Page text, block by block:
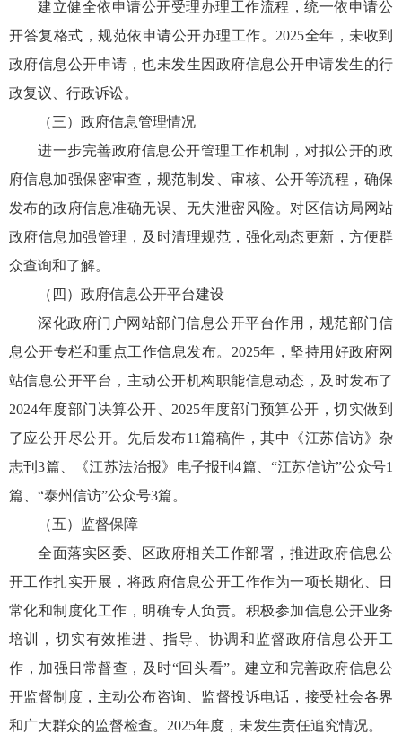
建立健全依申请公开受理办理工作流程，统一依申请公
开答复格式，规范依申请公开办理工作。2025全年，未收到
政府信息公开申请，也未发生因政府信息公开申请发生的行
政复议、行政诉讼。
（三）政府信息管理情况
进一步完善政府信息公开管理工作机制，对拟公开的政
府信息加强保密审查，规范制发、审核、公开等流程，确保
发布的政府信息准确无误、无失泄密风险。对区信访局网站
政府信息加强管理，及时清理规范，强化动态更新，方便群
众查询和了解。
（四）政府信息公开平台建设
深化政府门户网站部门信息公开平台作用，规范部门信
息公开专栏和重点工作信息发布。2025年，坚持用好政府网
站信息公开平台，主动公开机构职能信息动态，及时发布了
2024年度部门决算公开、2025年度部门预算公开，切实做到
了应公开尽公开。先后发布11篇稿件，其中《江苏信访》杂
志刊3篇、《江苏法治报》电子报刊4篇、“江苏信访”公众号1
篇、“泰州信访”公众号3篇。
（五）监督保障
全面落实区委、区政府相关工作部署，推进政府信息公
开工作扎实开展，将政府信息公开工作作为一项长期化、日
常化和制度化工作，明确专人负责。积极参加信息公开业务
培训，切实有效推进、指导、协调和监督政府信息公开工
作，加强日常督查，及时“回头看”。建立和完善政府信息公
开监督制度，主动公布咨询、监督投诉电话，接受社会各界
和广大群众的监督检查。2025年度，未发生责任追究情况。